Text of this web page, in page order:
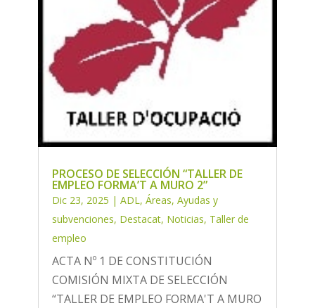
PROCESO DE SELECCIÓN “TALLER DE
EMPLEO FORMA’T A MURO 2”
Dic 23, 2025 | ADL , Áreas, Ayudas y
subvenciones, Destacat, Noticias, Taller de
empleo
ACTA Nº 1 DE CONSTITUCIÓN
COMISIÓN MIXTA DE SELECCIÓN
“TALLER DE EMPLEO FORMA'T A MURO